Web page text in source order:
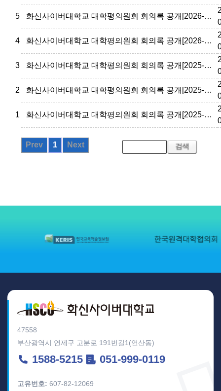
5 화신사이버대학교 대학평의원회 회의록 공개[2026-2]
4 화신사이버대학교 대학평의원회 회의록 공개[2026-1]
3 화신사이버대학교 대학평의원회 회의록 공개[2025-5]
2 화신사이버대학교 대학평의원회 회의록 공개[2025-4]
1 화신사이버대학교 대학평의원회 회의록 공개[2025-3]
Prev 1 Next
47558
부산광역시 연제구 고분로 191번길1(연산동)
1588-5215 051-999-0119
고유번호: 607-82-12069